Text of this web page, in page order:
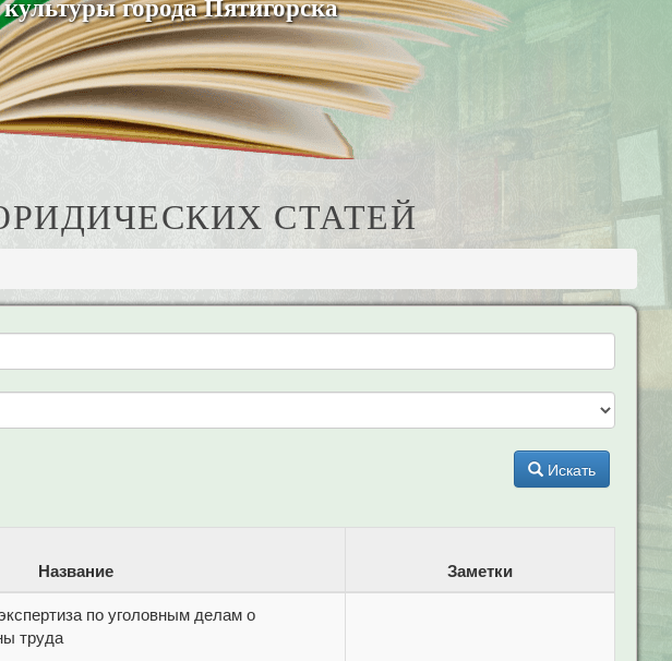
СТАТЕЙ
Искать
Название Заметки
по уголовным делам о
труда